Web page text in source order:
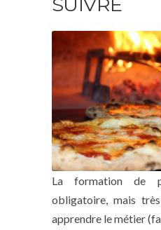
SUIVRE
La formation de
obligatoire, mais
apprendre le métier